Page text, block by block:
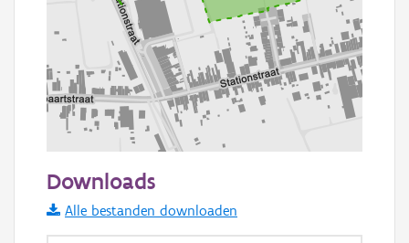
Informatie Vlaanderen
i
Downloads
Alle bestanden downloaden